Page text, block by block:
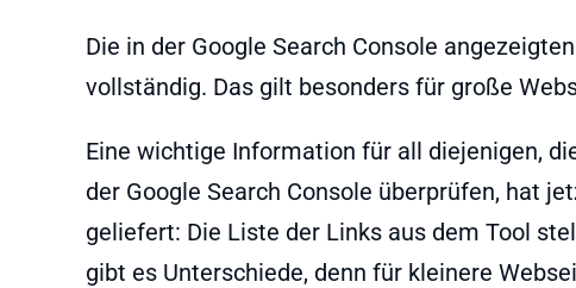
Die in der Google Search Console
vollständig. Das gilt besonders für große
Eine wichtige Information für all diejenigen,
der Google Search Console überprüfen, hat
geliefert: Die Liste der Links aus dem Tool
gibt es Unterschiede, denn für kleinere